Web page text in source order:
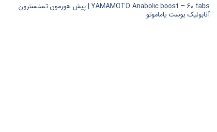
YAMAMOTO Anabolic boost – 60 tabs | پیش هورمون تستسترون
آنابولیک بوست یاماموتو